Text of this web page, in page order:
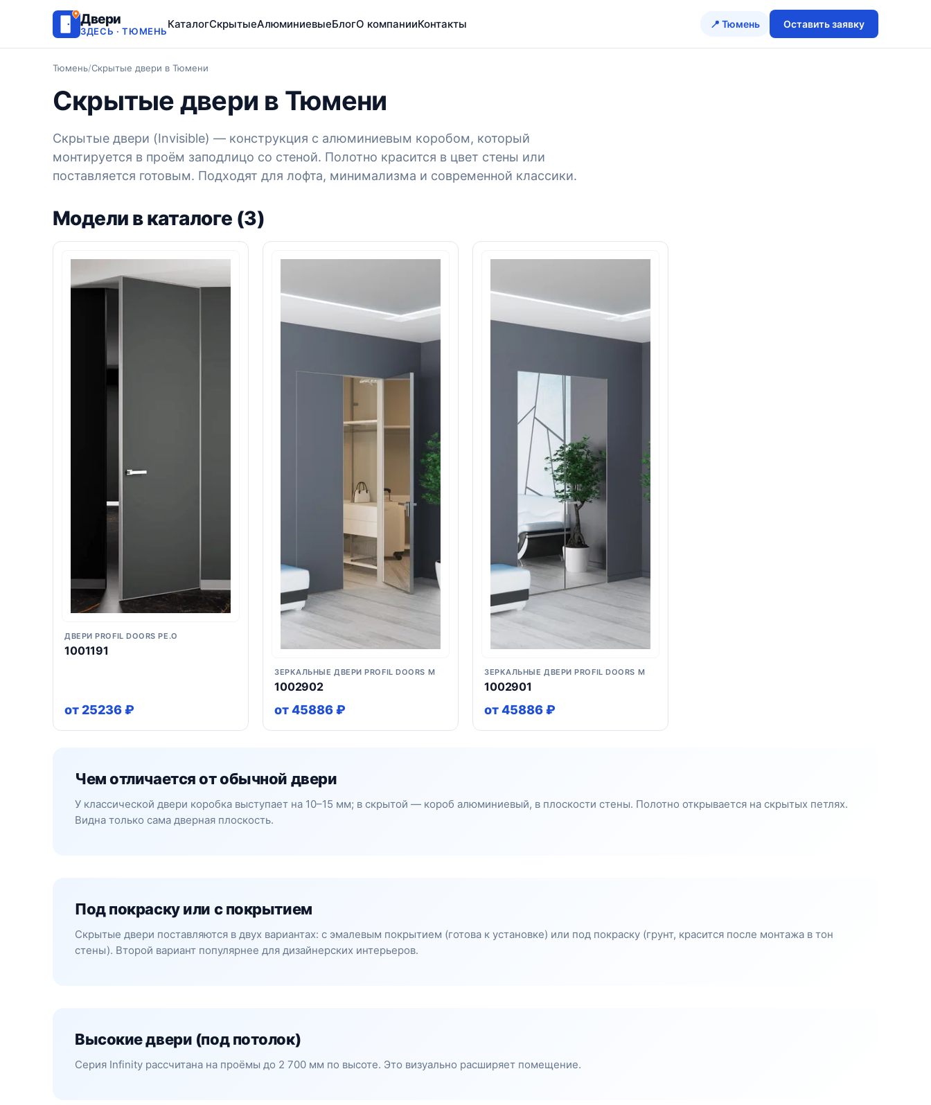
Двери
ЗДЕСЬ · ТЮМЕНЬ
КаталогСкрытыеАлюминиевыеБлогО компанииКонтакты 📍 Тюмень Оставить заявку
Тюмень/Скрытые двери в Тюмени
Скрытые двери в Тюмени
Скрытые двери (Invisible) — конструкция с алюминиевым коробом, который
монтируется в проём заподлицо со стеной. Полотно красится в цвет стены или
поставляется готовым. Подходят для лофта, минимализма и современной классики.
Модели в каталоге (3)
ДВЕРИ PROFIL DOORS PE.O
1001191
от 25236 ₽
ЗЕРКАЛЬНЫЕ ДВЕРИ PROFIL DOORS M
1002902
от 45886 ₽
ЗЕРКАЛЬНЫЕ ДВЕРИ PROFIL DOORS M
1002901
от 45886 ₽
Чем отличается от обычной двери
У классической двери коробка выступает на 10–15 мм; в скрытой — короб алюминиевый, в плоскости стены. Полотно открывается на скрытых петлях.
Видна только сама дверная плоскость.
Под покраску или с покрытием
Скрытые двери поставляются в двух вариантах: с эмалевым покрытием (готова к установке) или под покраску (грунт, красится после монтажа в тон
стены). Второй вариант популярнее для дизайнерских интерьеров.
Высокие двери (под потолок)
Серия Infinity рассчитана на проёмы до 2 700 мм по высоте. Это визуально расширяет помещение.